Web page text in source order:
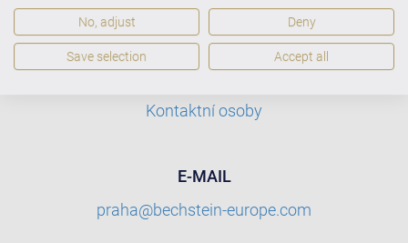
Vladimír Profous: +420 722 953 949
WHATSAPP
Kontaktní osoby
E-MAIL
praha@bechstein-europe.com
No, adjust Deny
Save selection Accept all